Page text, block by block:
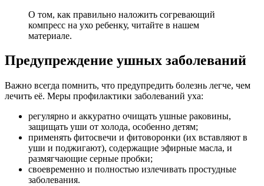
О том, как правильно наложить согревающий
компресс на ухо ребенку, читайте в нашем
материале.
Предупреждение ушных заболеваний
Важно всегда помнить, что предупредить болезнь легче, чем
лечить её. Меры профилактики заболеваний уха:
регулярно и аккуратно очищать ушные раковины,
защищать уши от холода, особенно детям;
применять фитосвечи и фитоворонки (их вставляют в
уши и поджигают), содержащие эфирные масла, и
размягчающие серные пробки;
своевременно и полностью излечивать простудные
заболевания.